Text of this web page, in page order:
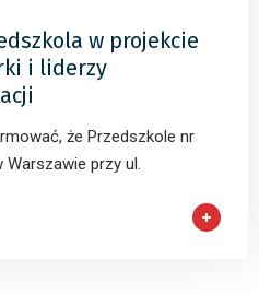
w projekcie
i liderzy
że Przedszkole nr
Warszawie przy ul.